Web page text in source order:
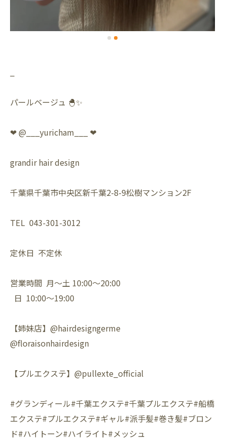
パールベージュ 🐣✨
❤︎ @___yuricham___ ❤︎
grandir hair design
千葉県千葉市中央区新千葉2-8-9松樹マンション2F
TEL 043-301-3012
定休日 不定休
営業時間 月〜土 10:00〜20:00
日 10:00〜19:00
【姉妹店】@hairdesigngerme
@floraisonhairdesign
【プルエクステ】@pullexte_official
#グランディール#千葉エクステ#千葉プルエクステ#船橋
エクステ#プルエクステ#ギャル#派手髪#巻き髪#ブロン
ド#ハイトーン#ハイライト#メッシュ